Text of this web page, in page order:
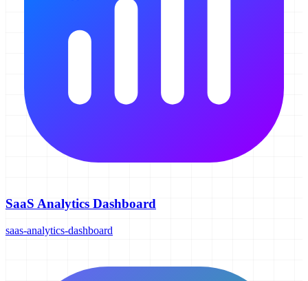
SaaS Analytics Dashboard
saas-analytics-dashboard